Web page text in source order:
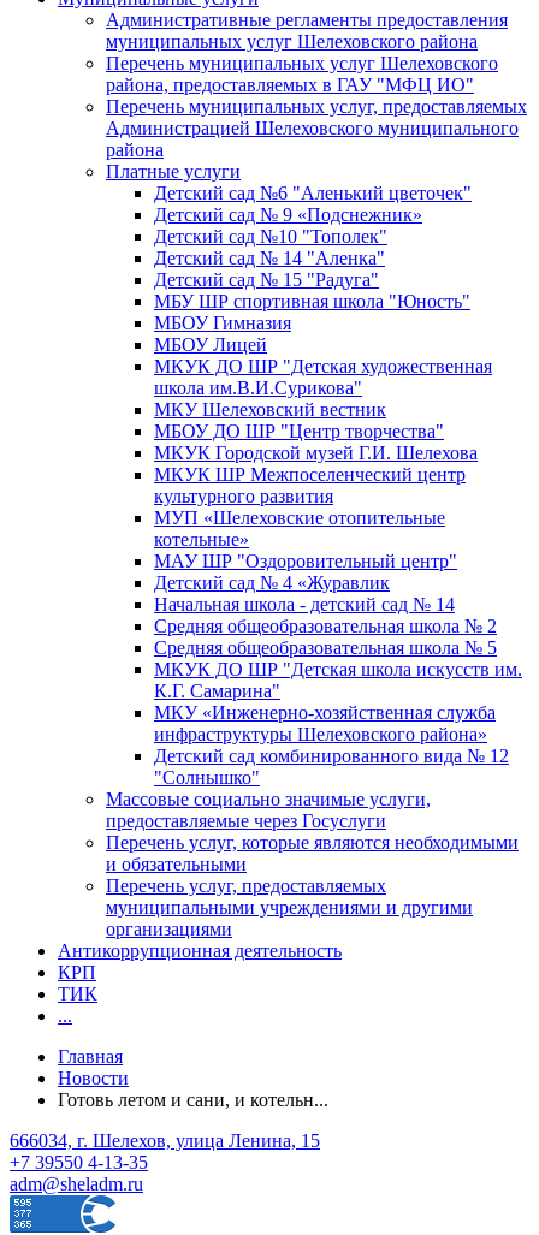
Административные регламенты предоставления
муниципальных услуг Шелеховского района
Перечень муниципальных услуг Шелеховского
района, предоставляемых в ГАУ "МФЦ ИО"
Перечень муниципальных услуг, предоставляемых
Администрацией Шелеховского муниципального
района
Платные услуги
Детский сад №6 "Аленький цветочек"
Детский сад № 9 «Подснежник»
Детский сад №10 "Тополек"
Детский сад № 14 "Аленка"
Детский сад № 15 "Радуга"
МБУ ШР спортивная школа "Юность"
МБОУ Гимназия
МБОУ Лицей
МКУК ДО ШР "Детская художественная
школа им.В.И.Сурикова"
МКУ Шелеховский вестник
МБОУ ДО ШР "Центр творчества"
МКУК Городской музей Г.И. Шелехова
МКУК ШР Межпоселенческий центр
культурного развития
МУП «Шелеховские отопительные
котельные»
МАУ ШР "Оздоровительный центр"
Детский сад № 4 «Журавлик
Начальная школа - детский сад № 14
Средняя общеобразовательная школа № 2
Средняя общеобразовательная школа № 5
МКУК ДО ШР "Детская школа искусств им.
К.Г. Самарина"
МКУ «Инженерно-хозяйственная служба
инфраструктуры Шелеховского района»
Детский сад комбинированного вида № 12
"Солнышко"
Массовые социально значимые услуги,
предоставляемые через Госуслуги
Перечень услуг, которые являются необходимыми
и обязательными
Перечень услуг, предоставляемых
муниципальными учреждениями и другими
организациями
Антикоррупционная деятельность
КРП
ТИК
...
Главная
Новости
Готовь летом и сани, и котельн...
666034, г. Шелехов, улица Ленина, 15
+7 39550 4-13-35
adm@sheladm.ru